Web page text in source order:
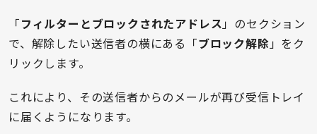
「フィルターとブロックされたアドレス」のセクション
で、解除したい送信者の横にある「ブロック解除」をク
リックします。
これにより、その送信者からのメールが再び受信トレイ
に届くようになります。